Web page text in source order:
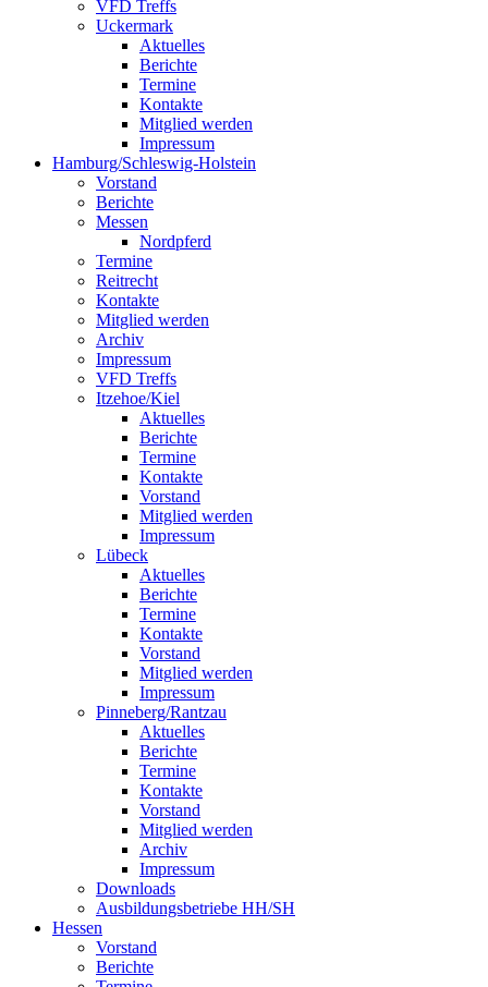
VFD Treffs
Uckermark
Aktuelles
Berichte
Termine
Kontakte
Mitglied werden
Impressum
Hamburg/Schleswig-Holstein
Vorstand
Berichte
Messen
Nordpferd
Termine
Reitrecht
Kontakte
Mitglied werden
Archiv
Impressum
VFD Treffs
Itzehoe/Kiel
Aktuelles
Berichte
Termine
Kontakte
Vorstand
Mitglied werden
Impressum
Lübeck
Aktuelles
Berichte
Termine
Kontakte
Vorstand
Mitglied werden
Impressum
Pinneberg/Rantzau
Aktuelles
Berichte
Termine
Kontakte
Vorstand
Mitglied werden
Archiv
Impressum
Downloads
Ausbildungsbetriebe HH/SH
Hessen
Vorstand
Berichte